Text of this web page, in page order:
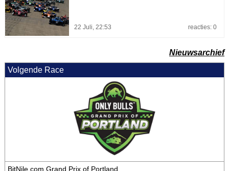
22 Juli, 22:53 reacties: 0
Nieuwsarchief
Volgende Race
BitNile.com Grand Prix of Portland